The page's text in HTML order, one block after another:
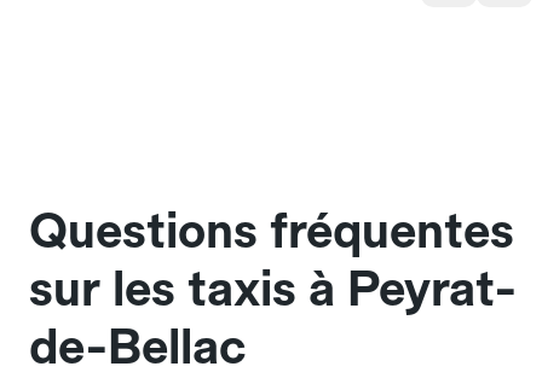
Questions fréquentes
sur les taxis à Peyrat-
de-Bellac